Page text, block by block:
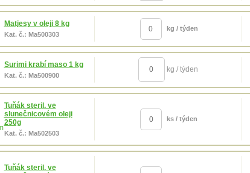
Matjesy v oleji 8 kg
Kat. č.: Ma500303
kg / týden
Surimi krabí maso 1 kg
Kat. č.: Ma500900
kg / týden
Tuňák steril. ve
slunečnicovém oleji
250g
Kat. č.: Ma502503
ks / týden
Tuňák steril. ve